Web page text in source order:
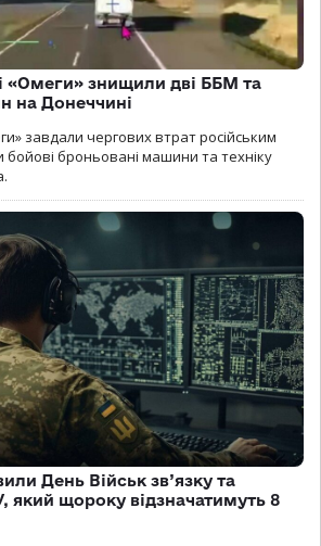
«Омеги» знищили дві ББМ та
на Донеччині
завдали чергових втрат російським
броньовані машини та техніку
День Військ зв’язку та
який щороку відзначатимуть 8